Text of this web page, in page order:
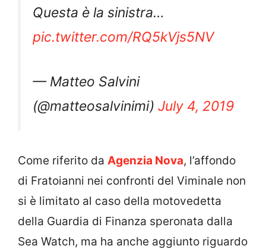
Questa è la sinistra…
pic.twitter.com/RQ5kVjs5NV
— Matteo Salvini
(@matteosalvinimi) July 4, 2019
Come riferito da Agenzia Nova, l’affondo
di Fratoianni nei confronti del Viminale non
si è limitato al caso della motovedetta
della Guardia di Finanza speronata dalla
Sea Watch, ma ha anche aggiunto riguardo